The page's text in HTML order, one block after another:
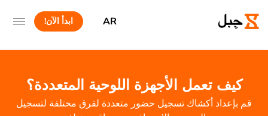
AR ابدأ الآن!
كيف تعمل الأجهزة اللوحية المتعددة؟
قم بإعداد أكشاك تسجيل حضور متعددة لفرق مختلفة لتسجيل